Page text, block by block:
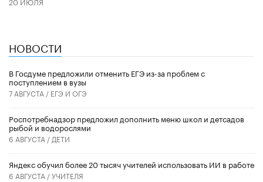
НОВОСТИ
В Госдуме предложили отменить ЕГЭ из-за проблем с
поступлением в вузы
7 АВГУСТА / ЕГЭ И ОГЭ
Роспотребнадзор предложил дополнить меню школ и детсадов
рыбой и водорослями
6 АВГУСТА / ДЕТИ
​Яндекс обучил более 20 тысяч учителей использовать ИИ в работе
6 АВГУСТА /УЧИТЕЛЯ